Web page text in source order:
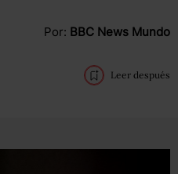
Por: BBC News Mundo
Leer después